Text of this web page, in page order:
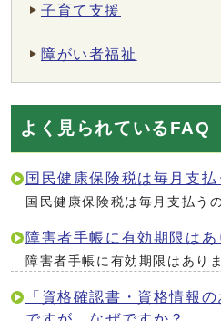
子育て支援
障がい者福祉
よく見られているFAQ
国民健康保険税は毎月支払
国民健康保険税は毎月支払う
障害者手帳に有効期限はあ
障害者手帳に有効期限はあり
「資格確認書・資格情報